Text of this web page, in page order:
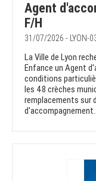
Agent
F/H
31/07/2026 - LYON-
La Ville de Lyon
Enfance un Agent
conditions
les 48 crèches
remplacements sur